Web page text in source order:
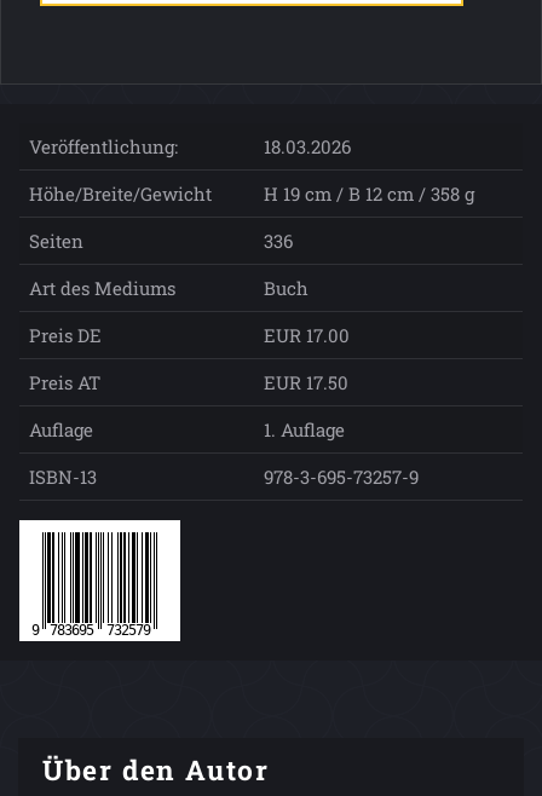
Veröffentlichung:
18.03.2026
Höhe/Breite/Gewicht
H 19 cm / B 12 cm / 358 g
Seiten
336
Art des Mediums
Buch
Preis DE
EUR 17.00
Preis AT
EUR 17.50
Auflage
1. Auflage
ISBN-13
978-3-695-73257-9
Über den Autor